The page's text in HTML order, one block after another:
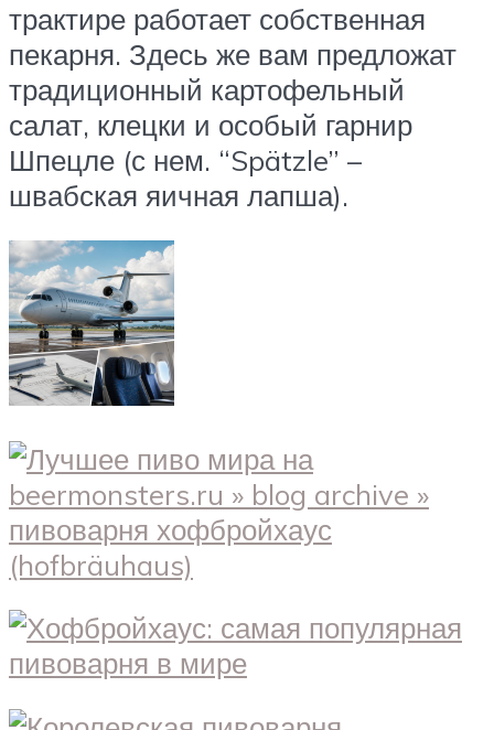
трактире работает собственная
пекарня. Здесь же вам предложат
традиционный картофельный
салат, клецки и особый гарнир
Шпецле (с нем. “Spätzle” –
швабская яичная лапша).